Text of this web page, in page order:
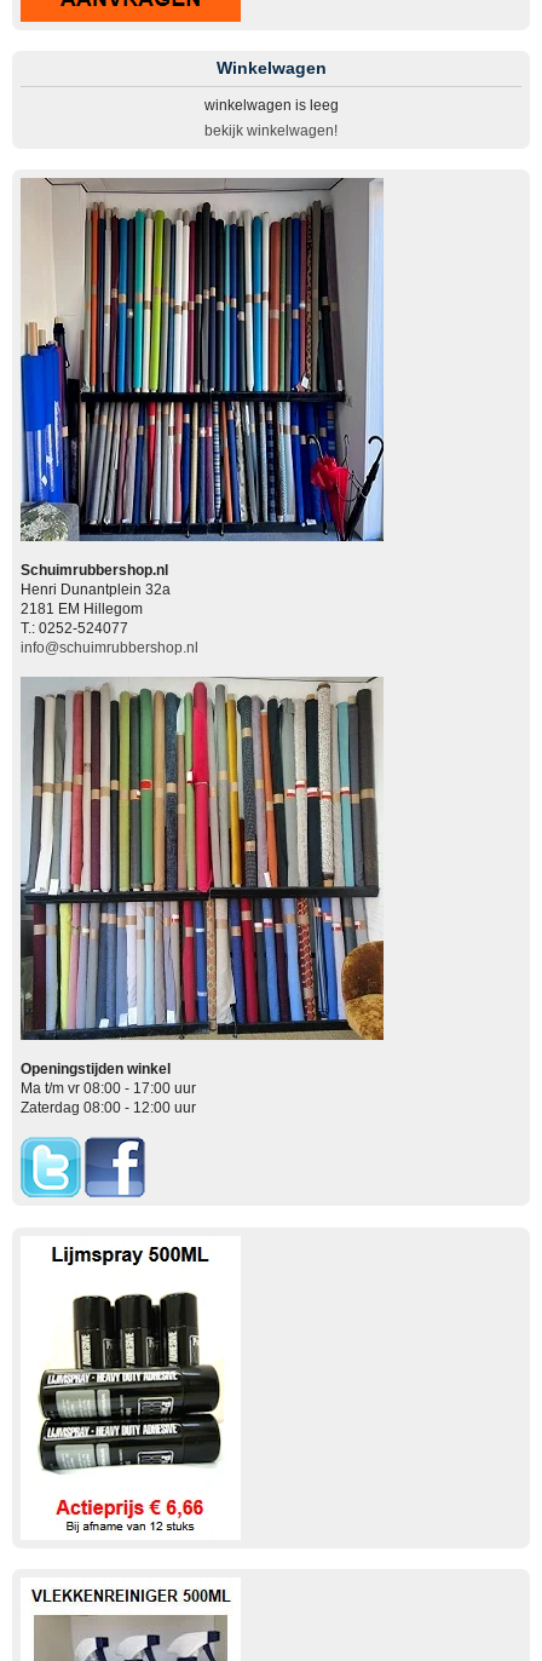
Winkelwagen
winkelwagen is leeg
bekijk winkelwagen!
Schuimrubbershop.nl
Henri Dunantplein 32a
2181 EM Hillegom
T.: 0252-524077
info@schuimrubbershop.nl
Openingstijden winkel
Ma t/m vr 08:00 - 17:00 uur
Zaterdag 08:00 - 12:00 uur